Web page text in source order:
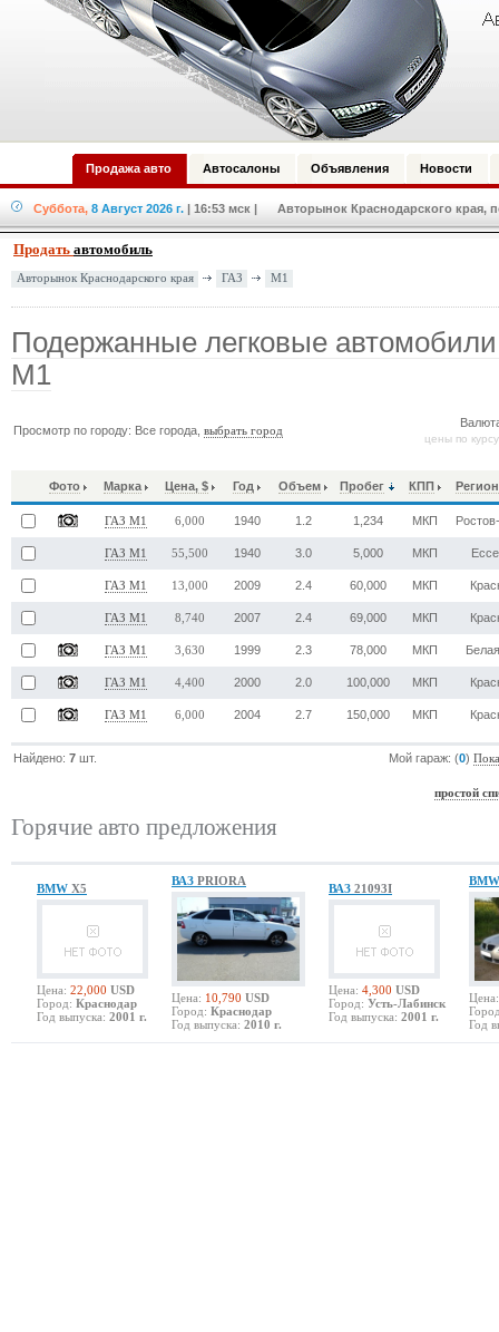
Продажа авто Автосалоны Объявления Новости
Суббота, 8 Август 2026 г. | 16:53 мск | Авторынок Краснодарского края,
Продать автомобиль
Авторынок Краснодарского края ГАЗ М1
Подержанные легковые
М1
Просмотр по городу: Все города,выбрать город
цены по
Фото Марка Цена, $ Год Объем Пробег КПП
ГАЗ М1 6,000 1940 1.2 1,234 МКП
ГАЗ М1 55,500 1940 3.0 5,000 МКП
ГАЗ М1 13,000 2009 2.4 60,000 МКП
ГАЗ М1 8,740 2007 2.4 69,000 МКП
ГАЗ М1 3,630 1999 2.3 78,000 МКП
ГАЗ М1 4,400 2000 2.0 100,000 МКП
ГАЗ М1 6,000 2004 2.7 150,000 МКП
Найдено:7 шт. Мой гараж: (0)
простой
Горячие авто предложения
BMW X5
Цена: 22,000 USD
Город: Краснодар
Год выпуска: 2001 г.
ВАЗ PRIORA
Цена: 10,790 USD
Город: Краснодар
Год выпуска: 2010 г.
ВАЗ 21093I
Цена: 4,300 USD
Город: Усть-Лабинск
Год выпуска: 2001 г.
Цена:
Год